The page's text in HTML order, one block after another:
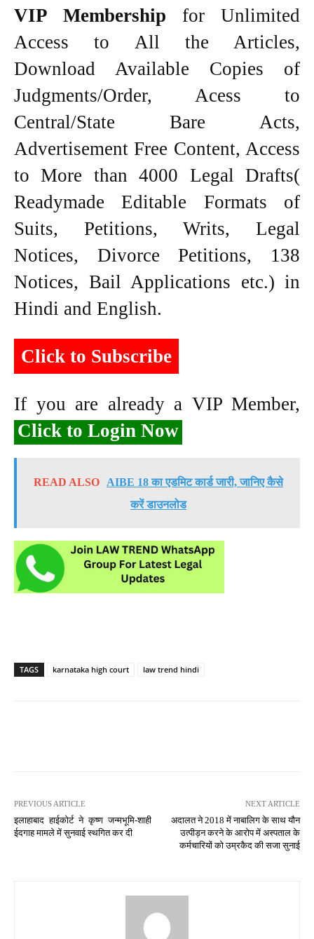
VIP Membership for Unlimited
Access to All the Articles,
Download Available Copies of
Judgments/Order, Acess to
Central/State Bare Acts,
Advertisement Free Content, Access
to More than 4000 Legal Drafts(
Readymade Editable Formats of
Suits, Petitions, Writs, Legal
Notices, Divorce Petitions, 138
Notices, Bail Applications etc.) in
Hindi and English.
Click to Subscribe
If you are already a VIP Member,
Click to Login Now
READ ALSO
AIBE 18 का एडमिट कार्ड जारी, जानिए कैसे
करें डाउनलोड
TAGS karnataka high court law trend hindi
PREVIOUS ARTICLE
इलाहाबाद हाईकोर्ट ने कृष्ण जन्मभूमि-शाही
ईदगाह मामले में सुनवाई स्थगित कर दी
NEXT ARTICLE
अदालत ने 2018 में नाबालिग के साथ यौन
उत्पीड़न करने के आरोप में अस्पताल के
कर्मचारियों को उम्रकैद की सजा सुनाई